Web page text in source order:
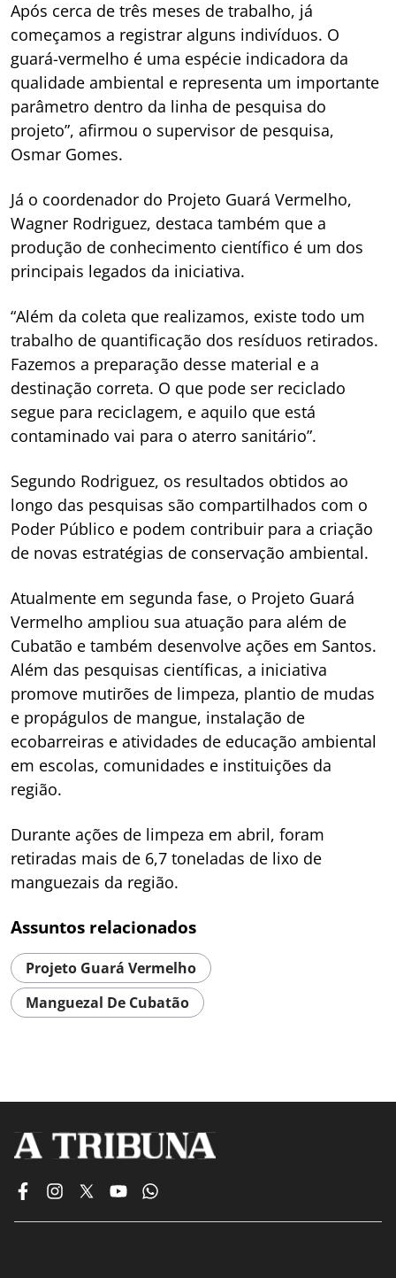
Após cerca de três meses de trabalho, já
começamos a registrar alguns indivíduos. O
guará-vermelho é uma espécie indicadora da
qualidade ambiental e representa um importante
parâmetro dentro da linha de pesquisa do
projeto”, afirmou o supervisor de pesquisa,
Osmar Gomes.
Já o coordenador do Projeto Guará Vermelho,
Wagner Rodriguez, destaca também que a
produção de conhecimento científico é um dos
principais legados da iniciativa.
“Além da coleta que realizamos, existe todo um
trabalho de quantificação dos resíduos retirados.
Fazemos a preparação desse material e a
destinação correta. O que pode ser reciclado
segue para reciclagem, e aquilo que está
contaminado vai para o aterro sanitário”.
Segundo Rodriguez, os resultados obtidos ao
longo das pesquisas são compartilhados com o
Poder Público e podem contribuir para a criação
de novas estratégias de conservação ambiental.
Atualmente em segunda fase, o Projeto Guará
Vermelho ampliou sua atuação para além de
Cubatão e também desenvolve ações em Santos.
Além das pesquisas científicas, a iniciativa
promove mutirões de limpeza, plantio de mudas
e propágulos de mangue, instalação de
ecobarreiras e atividades de educação ambiental
em escolas, comunidades e instituições da
região.
Durante ações de limpeza em abril, foram
retiradas mais de 6,7 toneladas de lixo de
manguezais da região.
Assuntos relacionados
Projeto Guará Vermelho
Manguezal De Cubatão